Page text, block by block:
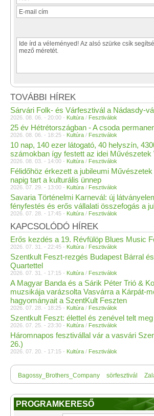
TOVÁBBI HÍREK
Sárvári Folk- és Várfesztivál a Nádasdy-
2026. 08. 06. - 20:00 - Kultúra / Fesztiválok
25 év Hétrétországban - A csoda
2026. 08. 06. - 18:25 - Kultúra / Fesztiválok
10 nap, 140 ezer látogató, 40 helyszín,
számokban így festett az idei Művészetek
2026. 08. 03. - 14:00 - Kultúra / Fesztiválok
Félidőhöz érkezett a jubileumi
napig tart a kulturális ünnep
2026. 07. 29. - 13:00 - Kultúra / Fesztiválok
Savaria Történelmi Karnevál: új
fényfestés és erős vállalati összefogás a
2026. 07. 28. - 17:45 - Kultúra / Fesztiválok
KAPCSOLÓDÓ HÍREK
Erős kezdés a 19. Révfülöp Blues Music
2026. 07. 31. - 22:45 - Kultúra / Fesztiválok
Szentkult Feszt-rezgés Budapest Bárral
Quartettel
2026. 07. 31. - 17:15 - Kultúra / Fesztiválok
A Magyar Banda és a Sárik Péter Trió &
muzsikája varázsolta Vasvárra a Kárpát-
hagyományait a SzentKult Feszten
2026. 07. 28. - 18:25 - Kultúra / Fesztiválok
Szentkult Feszt: élettel és zenével telt
2026. 07. 25. - 23:30 - Kultúra / Fesztiválok
Háromnapos fesztivállal vár a vasvári
26.)
2026. 07. 20. - 17:15 - Kultúra / Fesztiválok
Bagossy_Brothers_Company sörfesztivál
PROGRAMKERESŐ